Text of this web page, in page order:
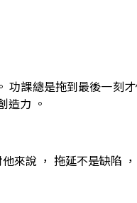
課總是拖到最後一
造力 。
來說 ， 拖延不是缺陷